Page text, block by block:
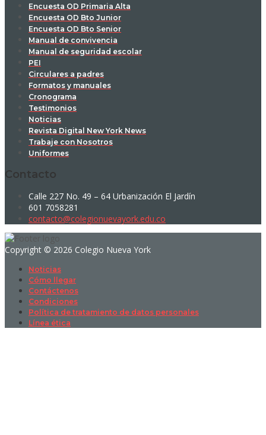
Encuesta OD Primaria Alta
Encuesta OD Bto Junior
Encuesta OD Bto Senior
Manual de convivencia
Manual de seguridad escolar
PEI
Circulares a padres
Formatos y manuales
Cronograma
Testimonios
Noticias
Revista Digital New York News
Trabaje con Nosotros
Uniformes
Contacto
Calle 227 No. 49 – 64 Urbanización El Jardín
601 7058281
contacto@colegionuevayork.edu.co
Copyright © 2026 Colegio Nueva York
Noticias
Cómo llegar
Contáctenos
Condiciones
Política de tratamiento de datos personales
Línea ética